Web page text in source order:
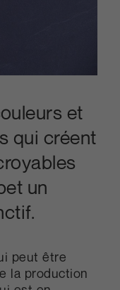
et
qui créent
un
peut être
la production